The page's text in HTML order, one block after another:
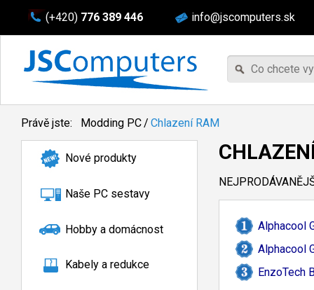
(+420) 776 389 446 info@jscomputers.sk
Právě jste: Modding PC/ Chlazení RAM
Nové produkty
Naše PC sestavy
Hobby a domácnost
Kabely a redukce
Alphacool
Alphacool
EnzoTech